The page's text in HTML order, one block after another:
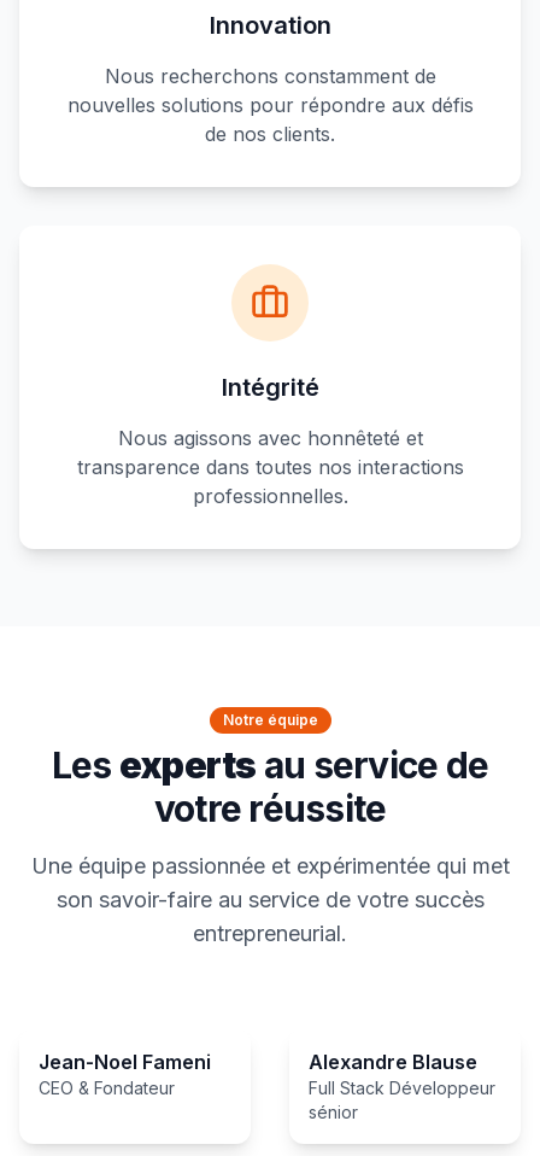
Innovation
Nous recherchons constamment de
nouvelles solutions pour répondre aux défis
de nos clients.
Intégrité
Nous agissons avec honnêteté et
transparence dans toutes nos interactions
professionnelles.
Notre équipe
Les experts au service de
votre réussite
Une équipe passionnée et expérimentée qui met
son savoir-faire au service de votre succès
entrepreneurial.
Jean-Noel Fameni
CEO & Fondateur
Alexandre Blause
Full Stack Développeur
sénior